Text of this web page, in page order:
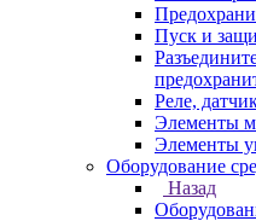
Пуск и
Реле,
Элементы
Элементы
Оборудование
Назад